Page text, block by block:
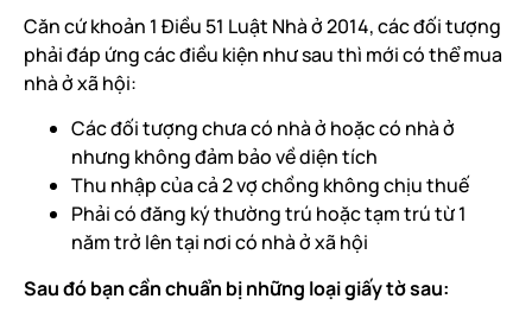
Căn cứ khoản 1 Điều 51 Luật Nhà ở 2014, các đối tượng
phải đáp ứng các điều kiện như sau thì mới có thể mua
nhà ở xã hội:
Các đối tượng chưa có nhà ở hoặc có nhà ở
nhưng không đảm bảo về diện tích
Thu nhập của cả 2 vợ chồng không chịu thuế
Phải có đăng ký thường trú hoặc tạm trú từ 1
năm trở lên tại nơi có nhà ở xã hội
Sau đó bạn cần chuẩn bị những loại giấy tờ sau: